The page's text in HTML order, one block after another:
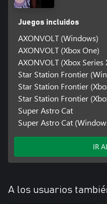
Juegos incluidos
AXONVOLT (Windows)
AXONVOLT (Xbox One)
AXONVOLT (Xbox Series
Star Station Frontier
Star Station Frontier
Star Station Frontier
Super Astro Cat
Super Astro Cat
IR
A los usuarios